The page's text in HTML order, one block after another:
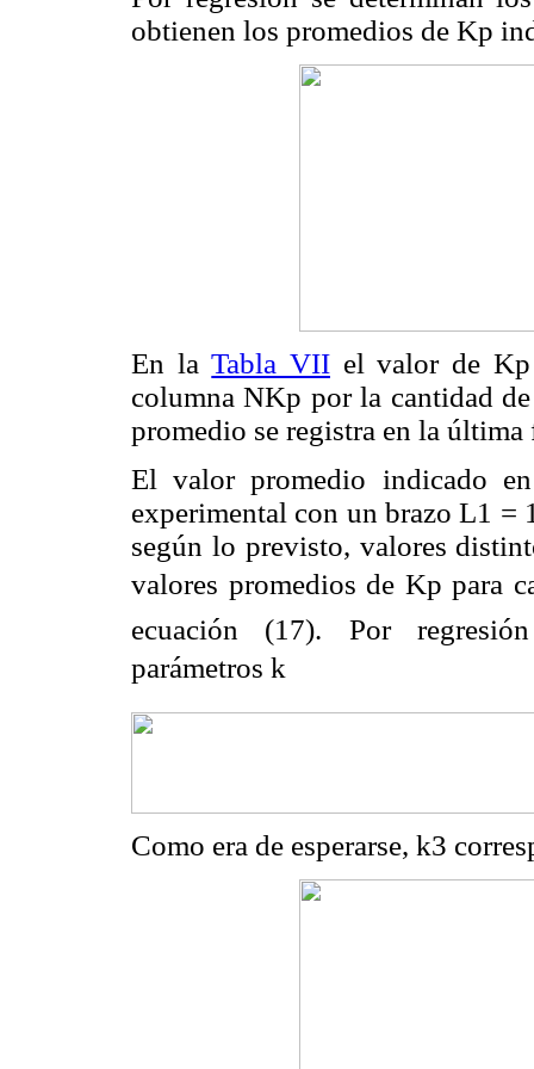
obtienen los promedios de Kp
En laTabla VIIel valor de Kp
columna NKp por la cantidad
promedio se registra en la
El valor promedio indicado
experimental con un brazo L1 =
según lo previsto, valores
valores promedios de Kp para
ecuación (17). Por
parámetros k
Como era de esperarse, k3